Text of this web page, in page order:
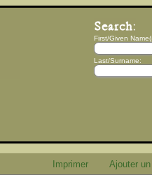
First/Given
Last/Surname:
Imprimer Ajouter